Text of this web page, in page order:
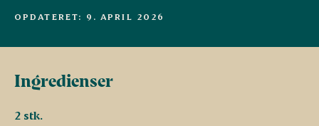
OPDATERET: 9. APRIL 2026
Ingredienser
2 stk.